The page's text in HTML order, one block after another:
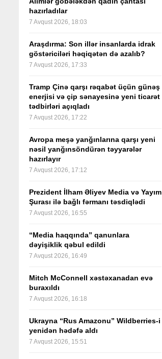
hazırladılar
7 Avqust 2026, 18:03
Araşdırma: Son illər insanlarda idrak
göstəriciləri həqiqətən də azalıb?
7 Avqust 2026, 17:33
Tramp Çinə qarşı rəqabət üçün günəş
enerjisi və çip sənayesinə yeni ticarət
tədbirləri açıqladı
7 Avqust 2026, 17:22
Avropa meşə yanğınlarına qarşı yeni
nəsil yanğınsöndürən təyyarələr
hazırlayır
7 Avqust 2026, 17:12
Prezident İlham Əliyev Media və Yayım
Şurası ilə bağlı fərmanı təsdiqlədi
7 Avqust 2026, 16:55
“Media haqqında” qanunlara
dəyişiklik qəbul edildi
7 Avqust 2026, 16:49
Mitch McConnell xəstəxanadan evə
buraxıldı
7 Avqust 2026, 16:18
Ukrayna “Rus Amazonu” Wildberries-i
yenidən hədəfə aldı
7 Avqust 2026, 15:51